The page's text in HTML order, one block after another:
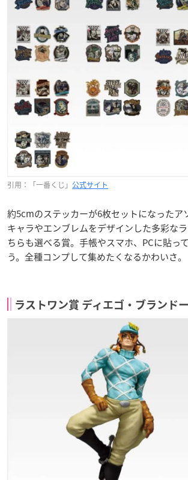
引用：「一番くじ」 公式サイト
約5cmのステッカーが6枚セットになったア
キャラやエンブレムをデザインした多彩な
ちらも選べる賞。手帳やスマホ、PCに貼っ
う。全種コンプして集めたくなるかわいさ。
ラストワン賞 ディエゴ・ブランド